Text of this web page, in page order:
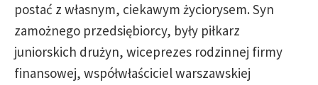
postać z własnym, ciekawym życiorysem. Syn
zamożnego przedsiębiorcy, były piłkarz
juniorskich drużyn, wiceprezes rodzinnej firmy
finansowej, współwłaściciel warszawskiej